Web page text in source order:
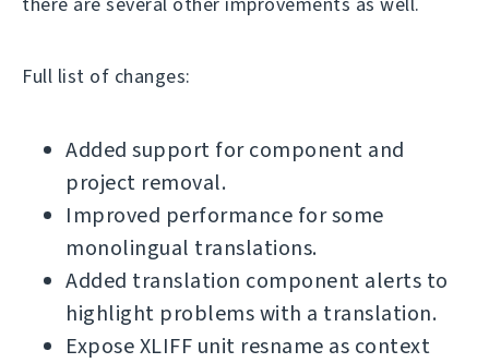
Full list of changes:
Added support for component and
project removal.
Improved performance for some
monolingual translations.
Added translation component alerts to
highlight problems with a translation.
Expose XLIFF unit resname as context